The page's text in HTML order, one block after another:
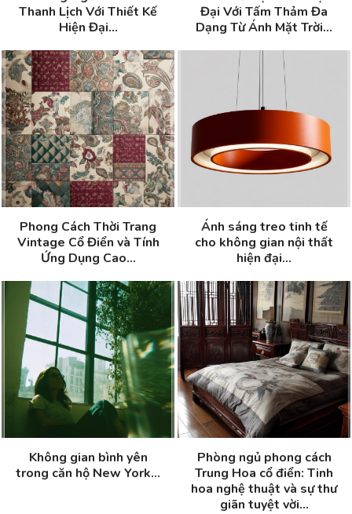
Thanh Lịch Với Thiết Kế
Hiện Đại...
Đại Với Tấm Thảm Đa
Dạng Từ Ánh Mặt Trời...
Phong Cách Thời Trang
Vintage Cổ Điển và Tính
Ứng Dụng Cao...
Ánh sáng treo tinh tế
cho không gian nội thất
hiện đại...
Không gian bình yên
trong căn hộ New York...
Phòng ngủ phong cách
Trung Hoa cổ điển: Tinh
hoa nghệ thuật và sự thư
giãn tuyệt vời...